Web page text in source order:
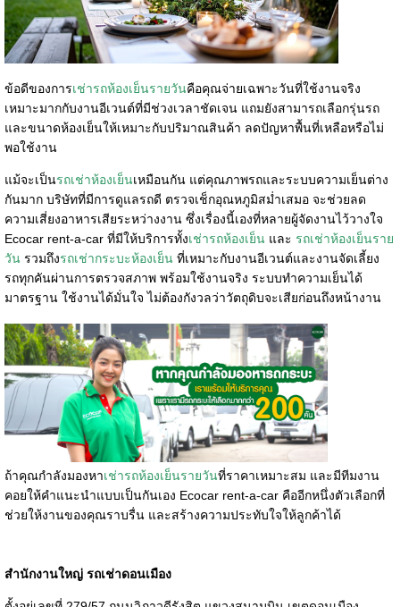
ข้อดีของการเช่ารถห้องเย็นรายวันคือคุณจ่ายเฉพาะวันที่ใช้งานจริง
เหมาะมากกับงานอีเวนต์ที่มีช่วงเวลาชัดเจน แถมยังสามารถเลือกรุ่นรถ
และขนาดห้องเย็นให้เหมาะกับปริมาณสินค้า ลดปัญหาพื้นที่เหลือหรือไม่
พอใช้งาน
แม้จะเป็นรถเช่าห้องเย็นเหมือนกัน แต่คุณภาพรถและระบบความเย็นต่าง
กันมาก บริษัทที่มีการดูแลรถดี ตรวจเช็กอุณหภูมิสม่ำเสมอ จะช่วยลด
ความเสี่ยงอาหารเสียระหว่างงาน ซึ่งเรื่องนี้เองที่หลายผู้จัดงานไว้วางใจ
Ecocar rent-a-car ที่มีให้บริการทั้งเช่ารถห้องเย็นและ รถเช่าห้องเย็นราย
วันรวมถึงรถเช่ากระบะห้องเย็นที่เหมาะกับงานอีเวนต์และงานจัดเลี้ยง
รถทุกคันผ่านการตรวจสภาพ พร้อมใช้งานจริง ระบบทำความเย็นได้
มาตรฐาน ใช้งานได้มั่นใจ ไม่ต้องกังวลว่าวัตถุดิบจะเสียก่อนถึงหน้างาน
ถ้าคุณกำลังมองหาเช่ารถห้องเย็นรายวันที่ราคาเหมาะสม และมีทีมงาน
คอยให้คำแนะนำแบบเป็นกันเอง Ecocar rent-a-car คืออีกหนึ่งตัวเลือกที่
ช่วยให้งานของคุณราบรื่น และสร้างความประทับใจให้ลูกค้าได้
สำนักงานใหญ่ รถเช่าดอนเมือง